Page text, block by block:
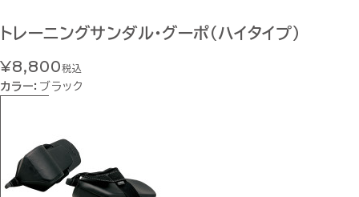
トレーニングサンダル・グーポ（ハイタイプ）
¥8,800税込
カラー： ブラック